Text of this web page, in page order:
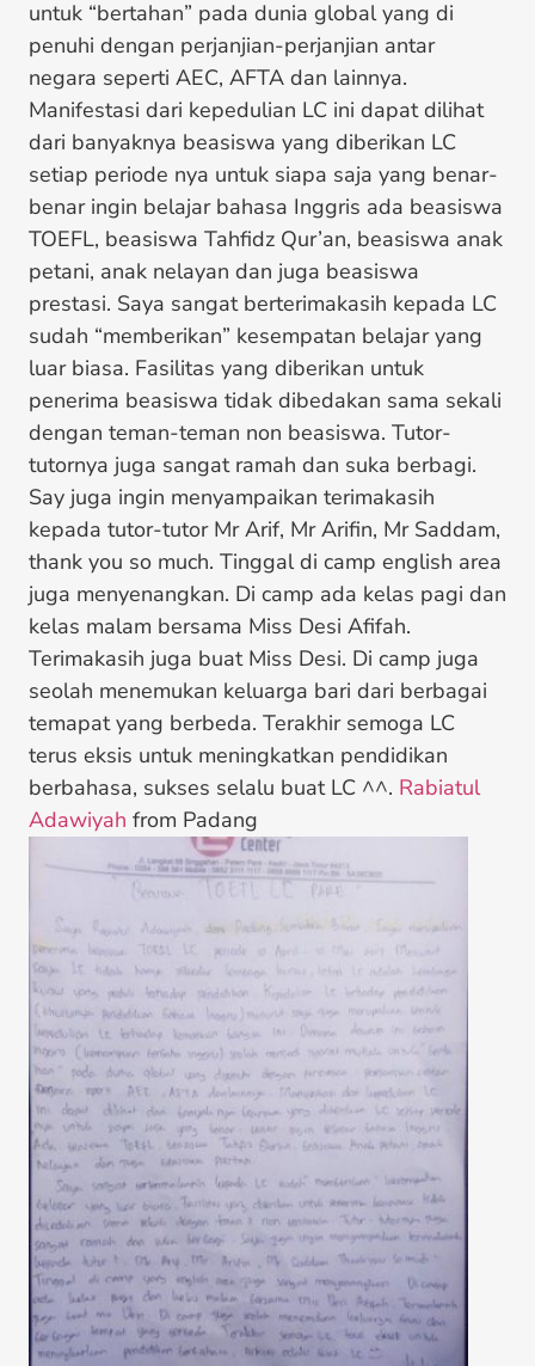
untuk “bertahan” pada dunia global yang di
penuhi dengan perjanjian-perjanjian antar
negara seperti AEC, AFTA dan lainnya.
Manifestasi dari kepedulian LC ini dapat dilihat
dari banyaknya beasiswa yang diberikan LC
setiap periode nya untuk siapa saja yang benar-
benar ingin belajar bahasa Inggris ada beasiswa
TOEFL, beasiswa Tahfidz Qur’an, beasiswa anak
petani, anak nelayan dan juga beasiswa
prestasi. Saya sangat berterimakasih kepada LC
sudah “memberikan” kesempatan belajar yang
luar biasa. Fasilitas yang diberikan untuk
penerima beasiswa tidak dibedakan sama sekali
dengan teman-teman non beasiswa. Tutor-
tutornya juga sangat ramah dan suka berbagi.
Say juga ingin menyampaikan terimakasih
kepada tutor-tutor Mr Arif, Mr Arifin, Mr Saddam,
thank you so much. Tinggal di camp english area
juga menyenangkan. Di camp ada kelas pagi dan
kelas malam bersama Miss Desi Afifah.
Terimakasih juga buat Miss Desi. Di camp juga
seolah menemukan keluarga bari dari berbagai
temapat yang berbeda. Terakhir semoga LC
terus eksis untuk meningkatkan pendidikan
berbahasa, sukses selalu buat LC ^^. Rabiatul
Adawiyah from Padang